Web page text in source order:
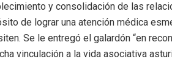
y consolidación de las
de lograr una atención médica
Se le entregó el galardón “en
vinculación a la vida asociativa